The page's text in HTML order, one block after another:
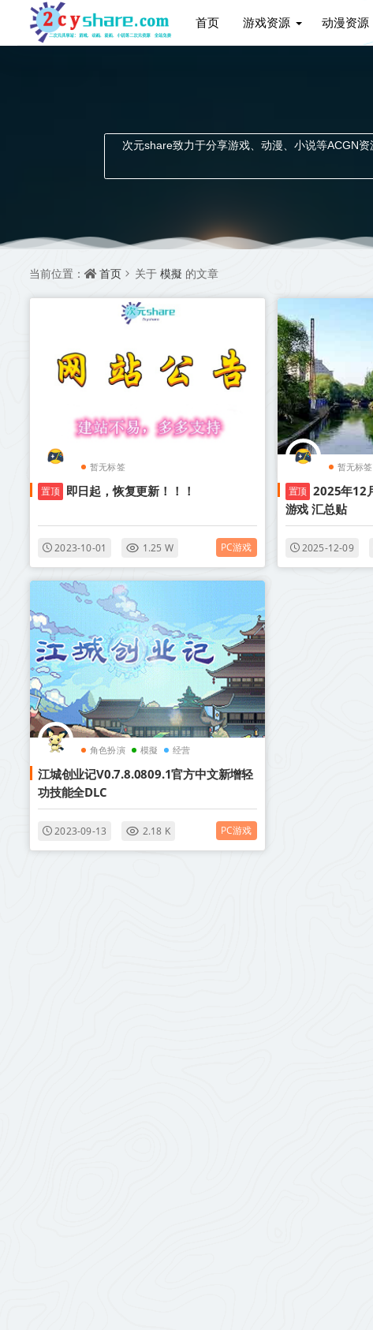
首页 游戏资源 动漫资源
次元share致力于分享游戏、动漫、小说等ACGN
当前位置： 首页 关于 模擬 的文章
暂无标签
置顶 即日起，恢复更新！！！
2023-10-01 1.25 W PC游戏
暂无标签
置顶 2025年12
游戏 汇总贴
2025-12-09
角色扮演 模擬 经营
江城创业记V0.7.8.0809.1官方中文新增轻
功技能全DLC
2023-09-13 2.18 K PC游戏